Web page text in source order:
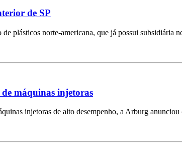
de SP
plásticos norte-americana, que já possui subsidiária
máquinas injetoras
injetoras de alto desempenho, a Arburg